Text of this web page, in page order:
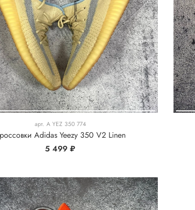
арт. A YEZ 350 774
Adidas Yeezy 350 V2 Linen
5 499 ₽